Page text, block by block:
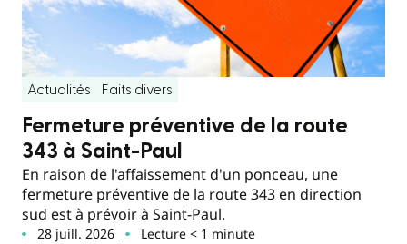
Actualités Faits divers
Fermeture préventive de la route
343 à Saint-Paul
En raison de l'affaissement d'un ponceau, une
fermeture préventive de la route 343 en direction
sud est à prévoir à Saint-Paul.
28 juill. 2026 Lecture < 1 minute